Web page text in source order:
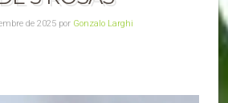
de 2025 por Gonzalo Larghi